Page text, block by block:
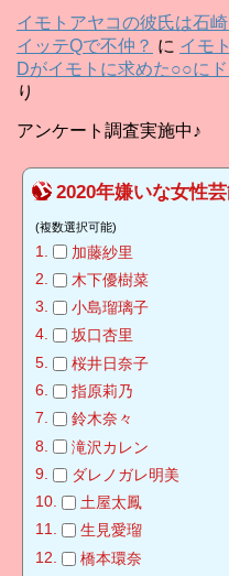
ブ
イモトアヤコの彼氏は石
イッテQで不仲？ に イモ
Dがイモトに求めた○○に
り
アンケート調査実施中♪
2020年嫌いな女性
(複数選択可能)
加藤紗里
木下優樹菜
小島瑠璃子
坂口杏里
桜井日奈子
指原莉乃
鈴木奈々
滝沢カレン
ダレノガレ明美
土屋太鳳
生見愛瑠
橋本環奈